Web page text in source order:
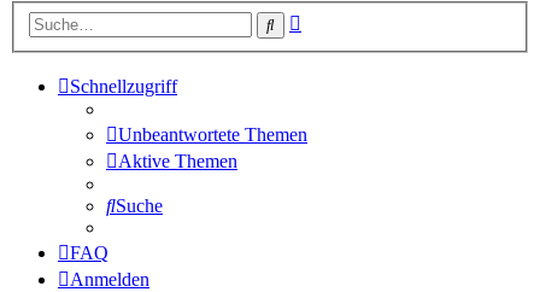
Suche
Schnellzugriff
Unbeantwortete Themen
Aktive Themen
Suche
FAQ
Anmelden